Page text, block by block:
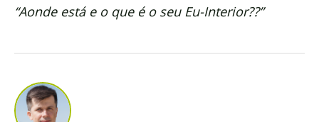
“Aonde está e o que é o seu Eu-Interior??”